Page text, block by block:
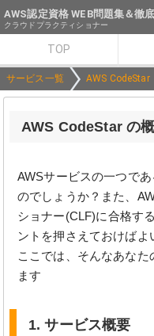
AWS認定資格 WEB問題集＆徹
クラウドプラクティショナー
TOP
サービス一覧 AWS CodeStar
AWS CodeStar の
AWSサービスの一つで
のでしょうか？また、
ショナー(CLF)に合格す
ントを押さえておけばよ
ここでは、そんなあな
ます
1. サービス概要